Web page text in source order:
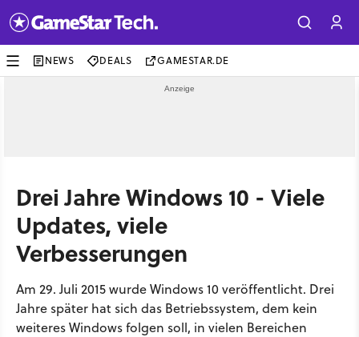
NEWS DEALS GAMESTAR.DE
Drei Jahre Windows 10 - Viele
Updates, viele
Verbesserungen
Am 29. Juli 2015 wurde Windows 10 veröffentlicht. Drei
Jahre später hat sich das Betriebssystem, dem kein
weiteres Windows folgen soll, in vielen Bereichen